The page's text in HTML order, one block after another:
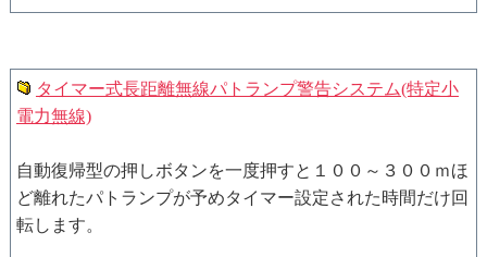
タイマー式長距離無線パトランプ警告システム(特定小
電力無線)
自動復帰型の押しボタンを一度押すと１００～３００ｍほ
ど離れたパトランプが予めタイマー設定された時間だけ回
転します。